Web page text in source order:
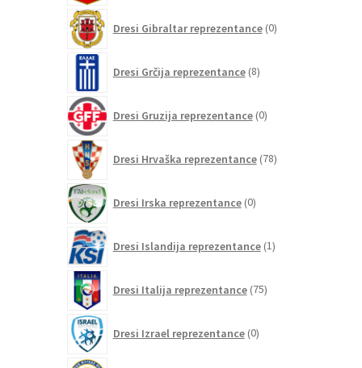
Dresi Gibraltar reprezentance 0izdelkov
Dresi Grčija reprezentance 8izdelkov
Dresi Gruzija reprezentance 0izdelkov
Dresi Hrvaška reprezentance 78izdelkov
Dresi Irska reprezentance 0izdelkov
Dresi Islandija reprezentance 1izdelek
Dresi Italija reprezentance 75izdelkov
Dresi Izrael reprezentance 0izdelkov